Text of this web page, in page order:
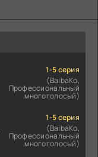
1-5 серия
(BaibaKo,
Профессиональный
многоголосый)
1-5 серия
(BaibaKo,
Профессиональный
многоголосый)